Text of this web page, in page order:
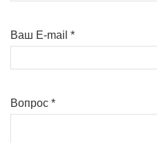
Ваш E-mail *
Вопрос *